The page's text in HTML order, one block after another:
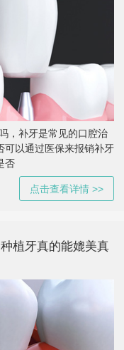
，补牙是常见的口腔治
可以通过医保来报销补牙
否
点击查看详情 >>
植牙真的能媲美真